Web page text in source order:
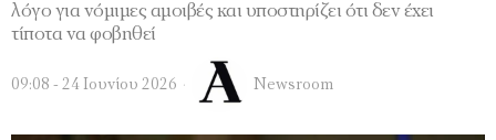
λόγο για νόμιμες αμοιβές και υποστηρίζει ότι δεν έχει
τίποτα να φοβηθεί
09:08 - 24 Ιουνίου 2026 Newsroom